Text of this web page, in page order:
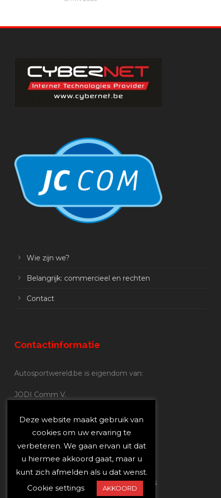
Wie zijn we?
Belangrijk: commercieel en rechten
Contact
Contactinformatie
Autosportwereld.be is eigendom van:
JODI Comm V.
Nijverheidsstraat 70
2160 Wommelgem
Autosportwereld.be:
Redactie:joost@autosportwereld.be
Verantwoordelijke uitgever: Joost Custers
Deze website maakt gebruik van
cookies om uw ervaring te
verbeteren. We gaan ervan uit dat
u hiermee akkoord gaat, maar u
kunt zich afmelden als u dat wenst.
Cookie settings
AKKOORD